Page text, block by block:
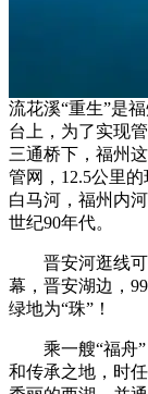
流花溪“重生”是
台上，为了实现
三通桥下，福州
管网，12.5公里
白马河，福州内
世纪90年代。
晋安河逛线可
幕，晋安湖边，
绿地为“珠”！
乘一艘“福舟”
和传承之地，时